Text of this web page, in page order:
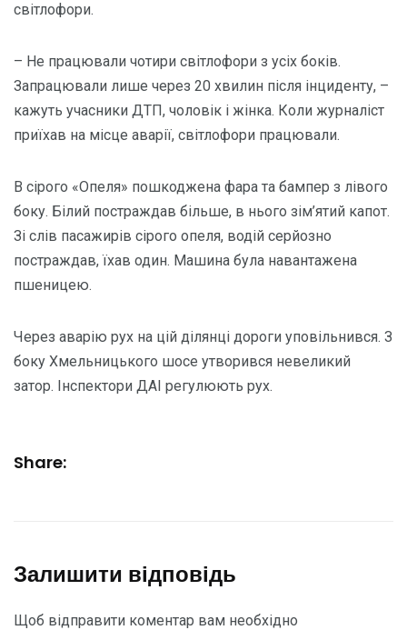
світлофори.
– Не працювали чотири світлофори з усіх боків.
Запрацювали лише через 20 хвилин після інциденту, –
кажуть учасники ДТП, чоловік і жінка. Коли журналіст
приїхав на місце аварії, світлофори працювали.
В сірого «Опеля» пошкоджена фара та бампер з лівого
боку. Білий постраждав більше, в нього зім’ятий капот.
Зі слів пасажирів сірого опеля, водій серйозно
постраждав, їхав один. Машина була навантажена
пшеницею.
Через аварію рух на цій ділянці дороги уповільнився. З
боку Хмельницького шосе утворився невеликий
затор. Інспектори ДАІ регулюють рух.
Share:
Залишити відповідь
Щоб відправити коментар вам необхідно